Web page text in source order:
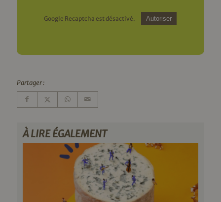
Google Recaptcha est désactivé. Autoriser
Partager :
À LIRE ÉGALEMENT